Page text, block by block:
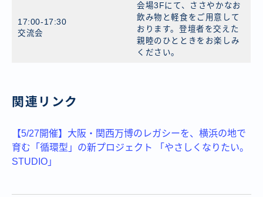
17:00-17:30
交流会
会場3Fにて、ささやかなお
飲み物と軽食をご用意して
おります。登壇者を交えた
親睦のひとときをお楽しみ
ください。
関連リンク
【5/27開催】大阪・関西万博のレガシーを、横浜の地で
育む「循環型」の新プロジェクト 「やさしくなりたい。
STUDIO」